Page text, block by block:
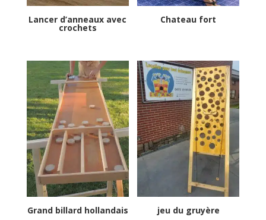
Lancer d’anneaux avec
crochets
Chateau fort
Grand billard hollandais jeu du gruyère